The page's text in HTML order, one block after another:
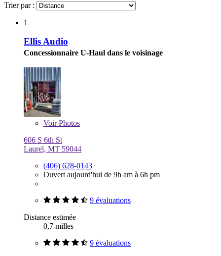
Trier par :
1
Ellis Audio
Concessionnaire U-Haul dans le voisinage
VoirPhotos
606 S 6th St
Laurel, MT 59044
(406) 628-0143
Ouvert aujourd'hui de 9h am à 6h pm
9 évaluations
Distance estimée
0,7 milles
9 évaluations